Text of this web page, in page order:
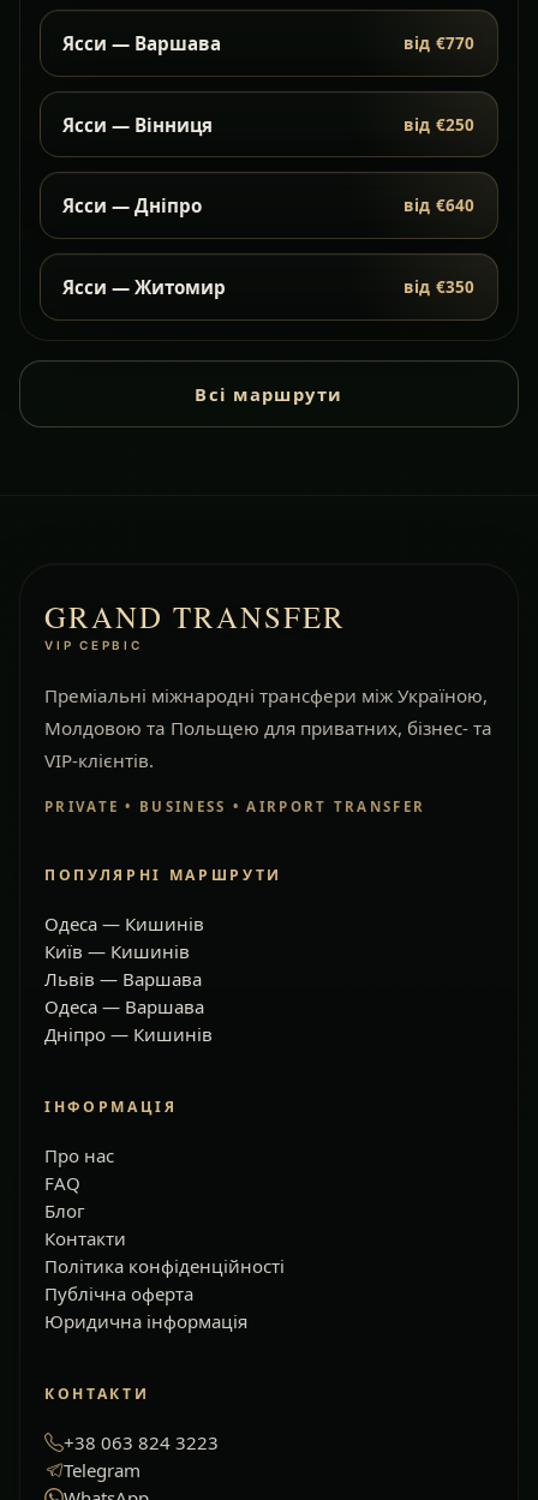
Ясси — Варшава від €770
Ясси — Вінниця від €250
Ясси — Дніпро від €640
Ясси — Житомир від €350
Всі маршрути
GRAND TRANSFER
VIP СЕРВІС
Преміальні міжнародні трансфери між Україною,
Молдовою та Польщею для приватних, бізнес- та
VIP-клієнтів.
PRIVATE • BUSINESS • AIRPORT TRANSFER
ПОПУЛЯРНІ МАРШРУТИ
Одеса — Кишинів
Київ — Кишинів
Львів — Варшава
Одеса — Варшава
Дніпро — Кишинів
ІНФОРМАЦІЯ
Про нас
FAQ
Блог
Контакти
Політика конфіденційності
Публічна оферта
Юридична інформація
КОНТАКТИ
+38 063 824 3223
Telegram